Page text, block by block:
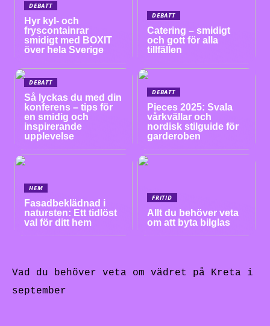
DEBATT
Hyr kyl- och
fryscontainrar
smidigt med BOXIT
över hela Sverige
DEBATT
Catering – smidigt
och gott för alla
tillfällen
DEBATT
Så lyckas du med din
konferens – tips för
en smidig och
inspirerande
upplevelse
DEBATT
Pieces 2025: Svala
vårkvällar och
nordisk stilguide för
garderoben
HEM
Fasadbeklädnad i
natursten: Ett tidlöst
val för ditt hem
FRITID
Allt du behöver veta
om att byta bilglas
Vad du behöver veta om vädret på Kreta i
september